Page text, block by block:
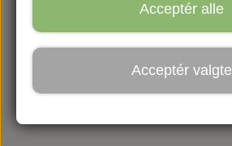
Acceptér alle
Acceptér valgte